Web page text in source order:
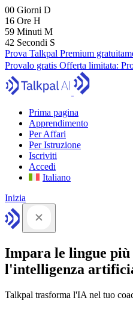
00 Giorni D
16 Ore H
59 Minuti M
41 Secondi S
Prova Talkpal Premium
Provalo gratis Offerta limitata:
Prima pagina
Apprendimento
Per Affari
Per Istruzione
Iscriviti
Accedi
Italiano
Inizia
Impara le lingue più
l'intelligenza
Talkpal trasforma l'IA nel tuo